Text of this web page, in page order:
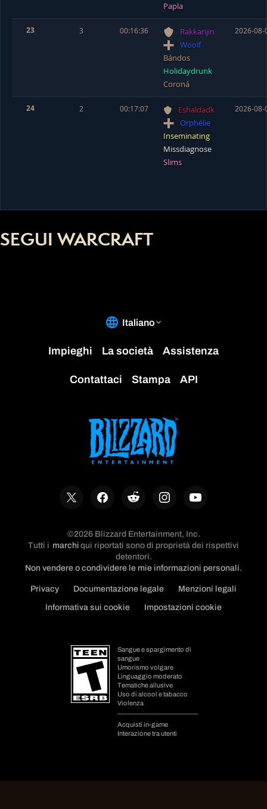
Papla
23 3 00:16:36
Rakkarijin
Woolf
Bándos
Holidaydrunk
Coroná
2026-08-
24 2 00:17:07
Eshaldadk
Orphélie
Inseminating
Missdiagnose
Slims
2026-08-
SEGUI WARCRAFT